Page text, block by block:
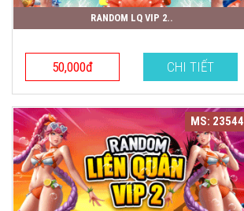
RANDOM LQ VIP 2..
50,000đ CHI TIẾT
MS: 23544